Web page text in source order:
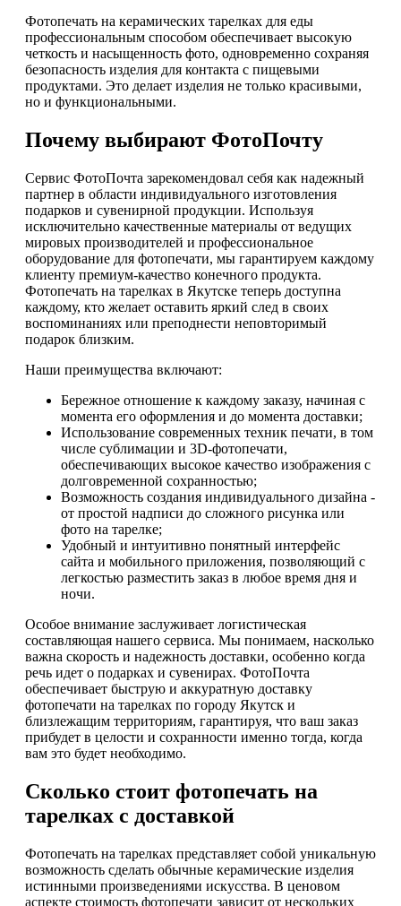
Фотопечать на керамических тарелках для еды
профессиональным способом обеспечивает высокую
четкость и насыщенность фото, одновременно сохраняя
безопасность изделия для контакта с пищевыми
продуктами. Это делает изделия не только красивыми,
но и функциональными.
Почему выбирают ФотоПочту
Сервис ФотоПочта зарекомендовал себя как надежный
партнер в области индивидуального изготовления
подарков и сувенирной продукции. Используя
исключительно качественные материалы от ведущих
мировых производителей и профессиональное
оборудование для фотопечати, мы гарантируем каждому
клиенту премиум-качество конечного продукта.
Фотопечать на тарелках в Якутске теперь доступна
каждому, кто желает оставить яркий след в своих
воспоминаниях или преподнести неповторимый
подарок близким.
Наши преимущества включают:
Бережное отношение к каждому заказу, начиная с
момента его оформления и до момента доставки;
Использование современных техник печати, в том
числе сублимации и 3D-фотопечати,
обеспечивающих высокое качество изображения с
долговременной сохранностью;
Возможность создания индивидуального дизайна -
от простой надписи до сложного рисунка или
фото на тарелке;
Удобный и интуитивно понятный интерфейс
сайта и мобильного приложения, позволяющий с
легкостью разместить заказ в любое время дня и
ночи.
Особое внимание заслуживает логистическая
составляющая нашего сервиса. Мы понимаем, насколько
важна скорость и надежность доставки, особенно когда
речь идет о подарках и сувенирах. ФотоПочта
обеспечивает быструю и аккуратную доставку
фотопечати на тарелках по городу Якутск и
близлежащим территориям, гарантируя, что ваш заказ
прибудет в целости и сохранности именно тогда, когда
вам это будет необходимо.
Сколько стоит фотопечать на
тарелках с доставкой
Фотопечать на тарелках представляет собой уникальную
возможность сделать обычные керамические изделия
истинными произведениями искусства. В ценовом
аспекте стоимость фотопечати зависит от нескольких